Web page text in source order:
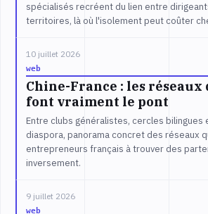
spécialisés recréent du lien entre
territoires, là où l'isolement peut coûter
10 juillet 2026
web
Chine-France : les
font vraiment le pont
Entre clubs généralistes, cercles bilingues
diaspora, panorama concret des réseaux
entrepreneurs français à trouver des
inversement.
9 juillet 2026
web